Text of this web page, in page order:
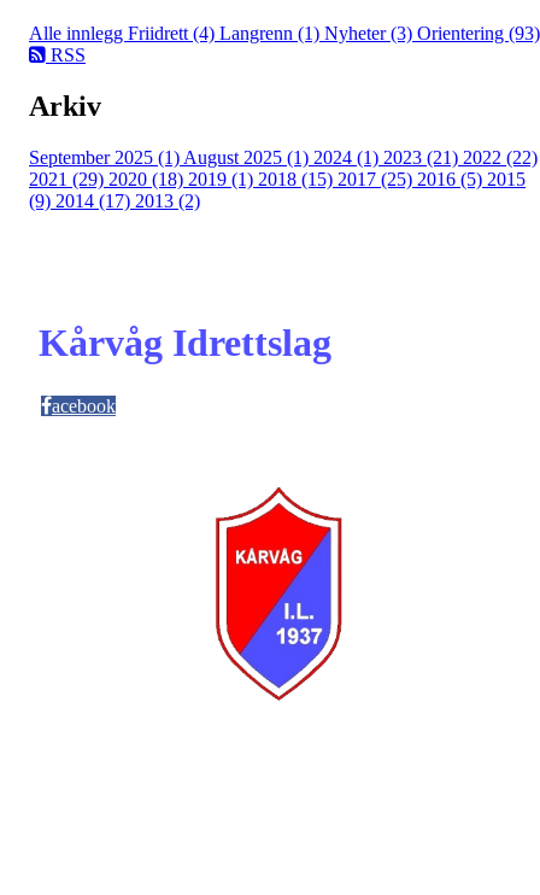
Alle innlegg Friidrett (4) Langrenn (1) Nyheter (3) Orientering (93)
RSS
Arkiv
September 2025 (1) August 2025 (1) 2024 (1) 2023 (21) 2022 (22)
2021 (29) 2020 (18) 2019 (1) 2018 (15) 2017 (25) 2016 (5) 2015
(9) 2014 (17) 2013 (2)
Kårvåg Idrettslag
acebook